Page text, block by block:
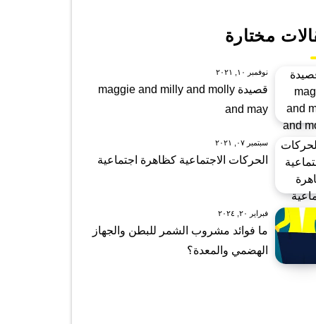
مختارة
نوفمبر ١٠, ٢٠٢١
قصيدة maggie and milly and molly
and may
سبتمبر ٠٧, ٢٠٢١
الحركات الاجتماعية كظاهرة اجتماعية
فبراير ٢٠, ٢٠٢٤
ما فوائد مشروب الشمر للبطن والجهاز
الهضمي والمعدة؟